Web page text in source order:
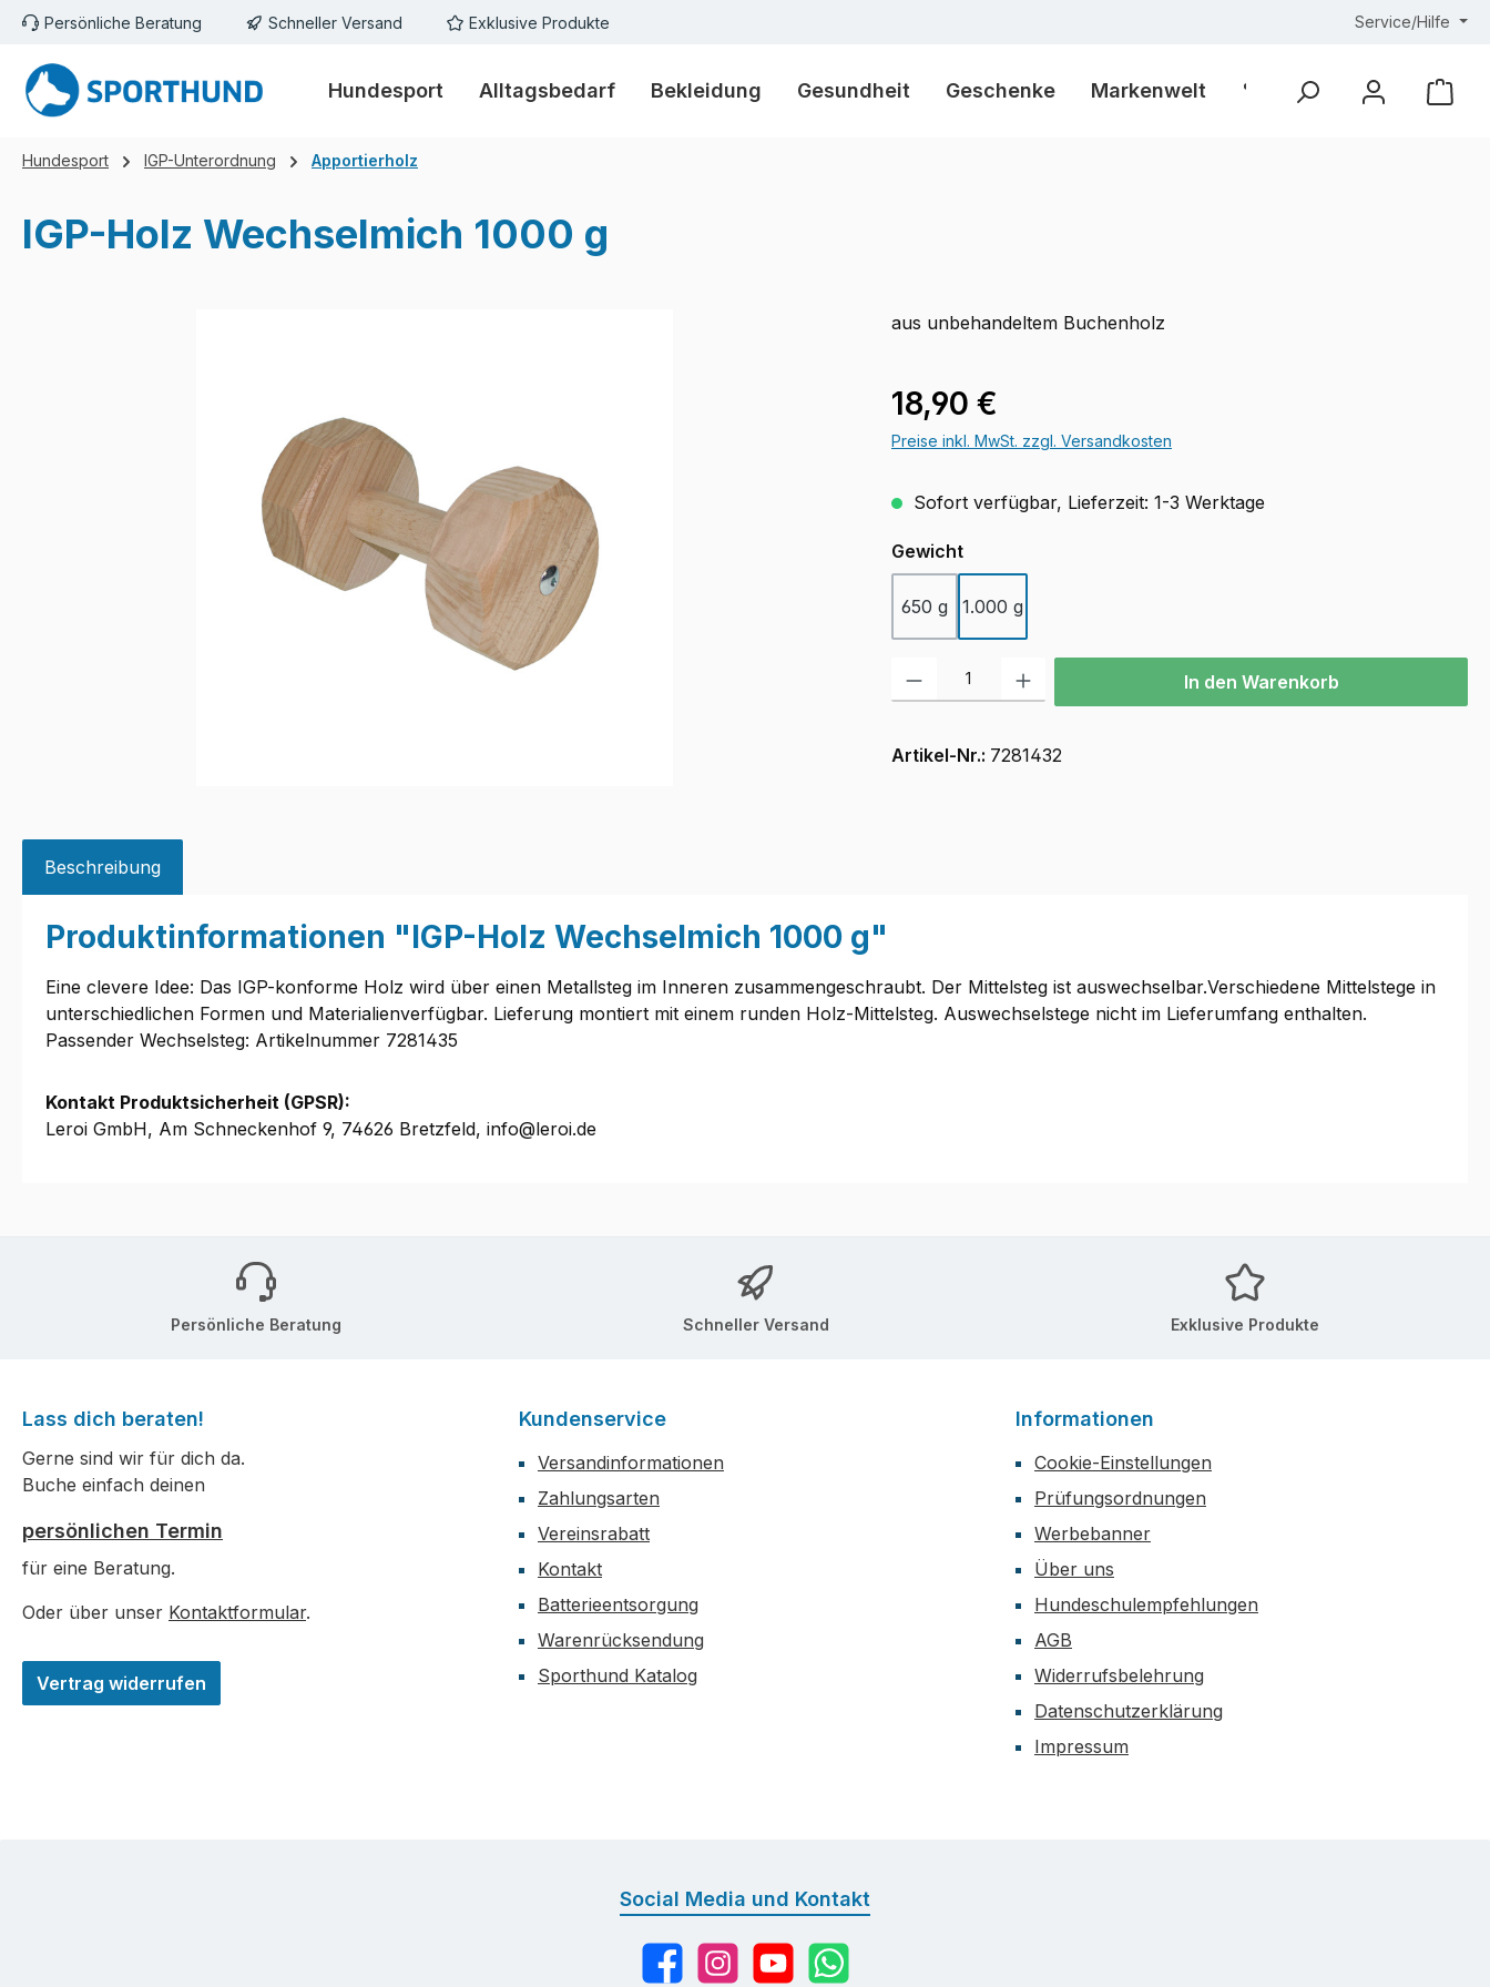
Hauptinhalt springen
Zur Suche springen
Zur Hauptnavigation springen
Persönliche Beratung Schneller Versand Exklusive Produkte Service/Hilfe
Hundesport Alltagsbedarf Bekleidung Gesundheit Geschenke Markenwelt % Outlet %
Hundesport IGP-Unterordnung Apportierholz
IGP-Holz Wechselmich 1000 g
aus unbehandeltem Buchenholz
Regulärer Preis:
18,90 €
Preise inkl. MwSt. zzgl. Versandkosten
Sofort verfügbar, Lieferzeit: 1-3 Werktage
Gewichtauswählen
650 g 1.000 g
Produkt Anzahl: Gib den gewünschten Wert ein oder benutze die Schaltflächen
In den Warenkorb
Artikel-Nr.: 7281432
Beschreibung
Produktinformationen "IGP-Holz Wechselmich 1000 g"
Eine clevere Idee: Das IGP-konforme Holz wird über einen Metallsteg im Inneren zusammengeschraubt. Der Mittelsteg ist auswechselbar.Verschiedene Mittelstege in
unterschiedlichen Formen und Materialienverfügbar. Lieferung montiert mit einem runden Holz-Mittelsteg. Auswechselstege nicht im Lieferumfang enthalten.
Passender Wechselsteg: Artikelnummer 7281435
Kontakt Produktsicherheit (GPSR):
Leroi GmbH, Am Schneckenhof 9, 74626 Bretzfeld, info@leroi.de
Persönliche Beratung Schneller Versand Exklusive Produkte
Lass dich beraten!
Gerne sind wir für dich da.
Buche einfach deinen
persönlichen Termin
für eine Beratung.
Oder über unser Kontaktformular.
Vertrag widerrufen
Kundenservice
Versandinformationen
Zahlungsarten
Vereinsrabatt
Kontakt
Batterieentsorgung
Warenrücksendung
Sporthund Katalog
Informationen
Cookie-Einstellungen
Prüfungsordnungen
Werbebanner
Über uns
Hundeschulempfehlungen
AGB
Widerrufsbelehrung
Datenschutzerklärung
Impressum
Social Media und Kontakt
FacebookInstagramYouTubeWhatsApp